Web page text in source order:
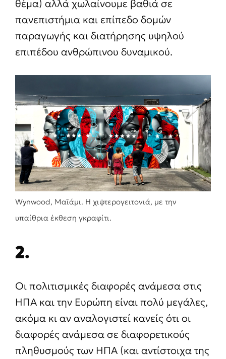
θέμα) αλλά χωλαίνουμε βαθιά σε
πανεπιστήμια και επίπεδο δομών
παραγωγής και διατήρησης υψηλού
επιπέδου ανθρώπινου δυναμικού.
Wynwood, Μαϊάμι. Η χιψτερογειτονιά, με την
υπαίθρια έκθεση γκραφίτι.
2.
Οι πολιτισμικές διαφορές ανάμεσα στις
ΗΠΑ και την Ευρώπη είναι πολύ μεγάλες,
ακόμα κι αν αναλογιστεί κανείς ότι οι
διαφορές ανάμεσα σε διαφορετικούς
πληθυσμούς των ΗΠΑ (και αντίστοιχα της